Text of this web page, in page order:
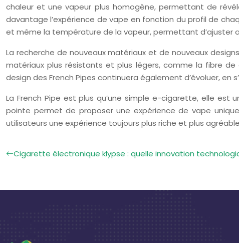
chaleur et une vapeur plus homogène, permettant de
davantage l’expérience de vape en fonction du profil de
et même la température de la vapeur, permettant d’ajuster
La recherche de nouveaux matériaux et de nouveaux
matériaux plus résistants et plus légers, comme la fibre
design des French Pipes continuera également d’évoluer,
La French Pipe est plus qu’une simple e-cigarette, elle
pointe permet de proposer une expérience de vape
utilisateurs une expérience toujours plus riche et plus
Cigarette électronique klypse : quelle innovation